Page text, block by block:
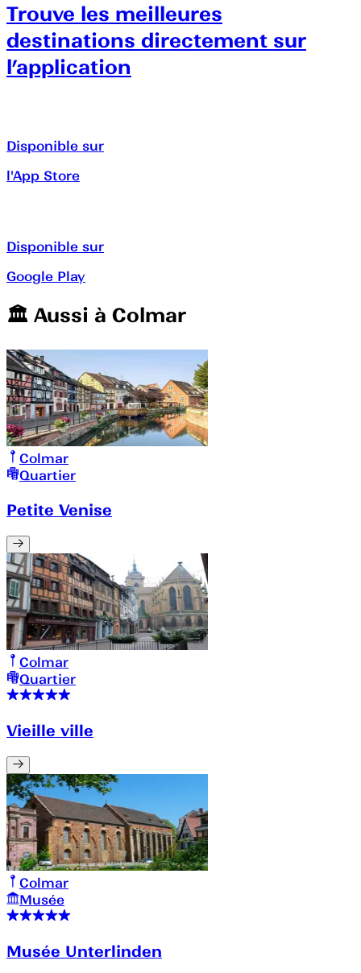
Trouve les meilleures
destinations directement sur
l’application
Disponible sur
l'App Store
Disponible sur
Google Play
🏛️️ Aussi à Colmar
Colmar
Quartier
Petite Venise
Colmar
Quartier
Vieille ville
Colmar
Musée
Musée Unterlinden